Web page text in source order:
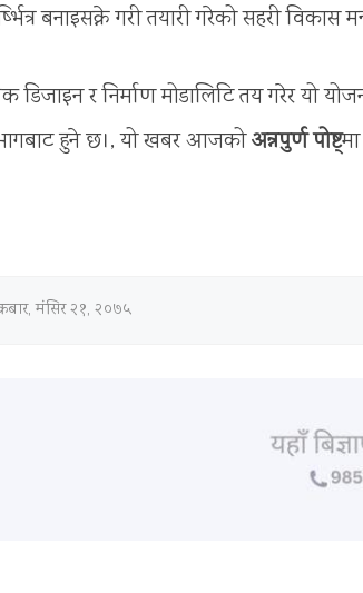
बनाइसक्ने गरी तयारी गरेको सहरी विकास
र निर्माण मोडालिटि तय गरेर यो
हुने छ।, यो खबर आजकोअन्नपुर्ण पोष्ट्
मंसिर २१, २०७५